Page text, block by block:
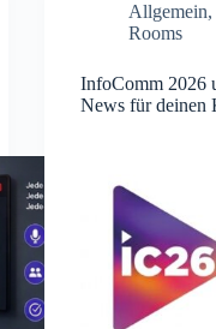
Allgemein
Rooms
InfoComm 2026
News für deinen